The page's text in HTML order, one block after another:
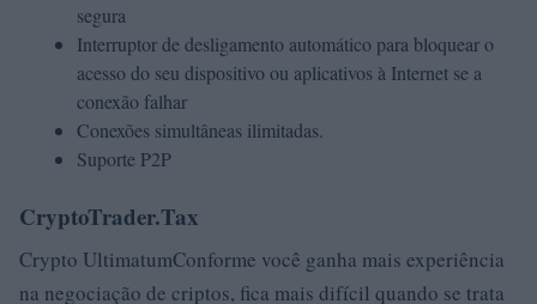
segura
Interruptor de desligamento automático para bloquear o
acesso do seu dispositivo ou aplicativos à Internet se a
conexão falhar
Conexões simultâneas ilimitadas.
Suporte P2P
CryptoTrader.Tax
Crypto UltimatumConforme você ganha mais experiência
na negociação de criptos, fica mais difícil quando se trata